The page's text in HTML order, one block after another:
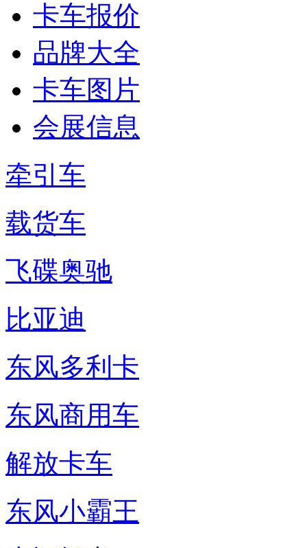
卡车报价
品牌大全
卡车图片
会展信息
牵引车
载货车
飞碟奥驰
比亚迪
东风多利卡
东风商用车
解放卡车
东风小霸王